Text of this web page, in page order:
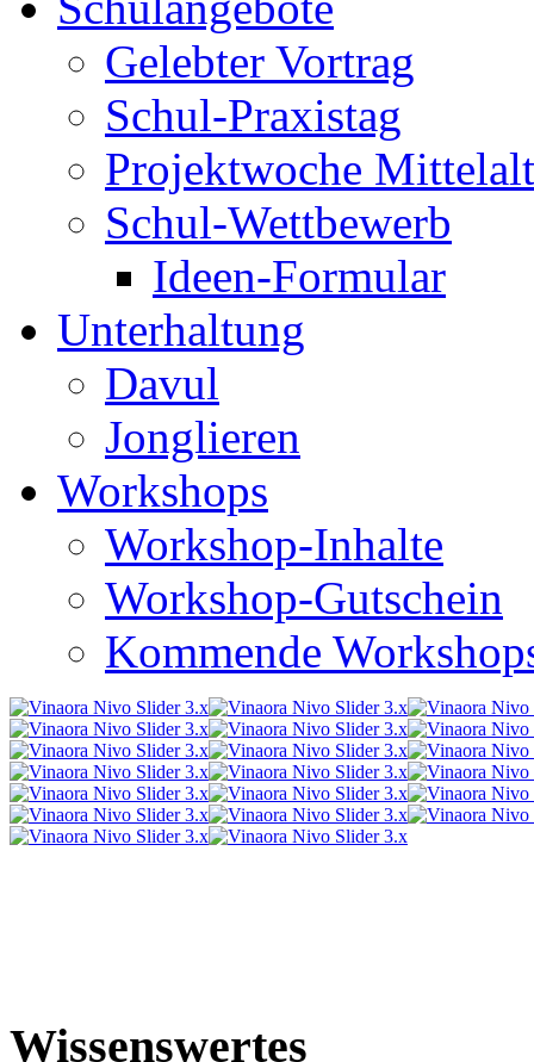
Gelebter Vortrag
Schul-Praxistag
Projektwoche
Schul-Wettbewerb
Ideen-Formular
Unterhaltung
Davul
Jonglieren
Workshops
Workshop-Inhalte
Workshop-Gutschein
Kommende
Wissenswertes